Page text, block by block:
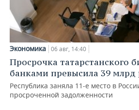
Экономика 06 авг, 14:40
Просрочка татарстанского
банками превысила 39 млрд
Республика заняла 11-е место в
просроченной задолженности